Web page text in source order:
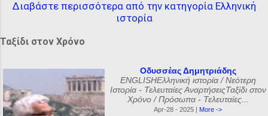
Διαβάστε περισσότερα από την κατηγορία Ελληνική
ιστορία
Ταξίδι στον Χρόνο
Οδυσσέας Δημητριάδης
ENGLISHΕλληνική ιστορία / Νεότερη
Ιστορία - Τελευταίες ΑναρτήσειςΤαξίδι στον
Χρόνο / Πρόσωπα - Τελευταίες...
Apr-28 - 2025 | More ->